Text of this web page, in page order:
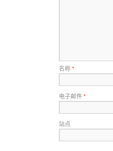
名称*
电子邮件*
站点